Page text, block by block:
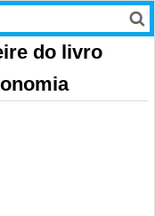
do livro